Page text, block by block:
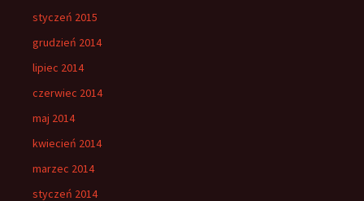
styczeń 2015
grudzień 2014
lipiec 2014
czerwiec 2014
maj 2014
kwiecień 2014
marzec 2014
styczeń 2014